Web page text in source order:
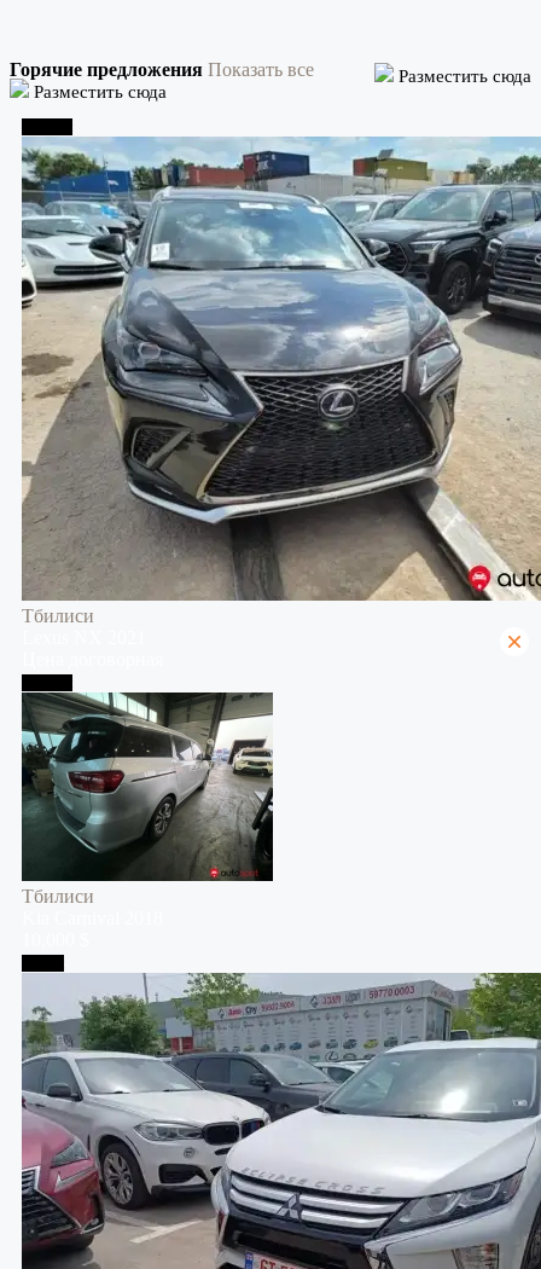
Горячие предложения Показать все
Разместить сюда
Разместить сюда
Тбилиси
Тбилиси